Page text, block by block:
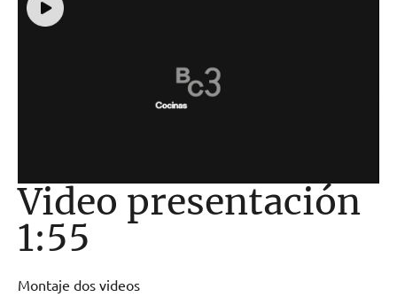
Video presentación
1:55
Montaje dos videos